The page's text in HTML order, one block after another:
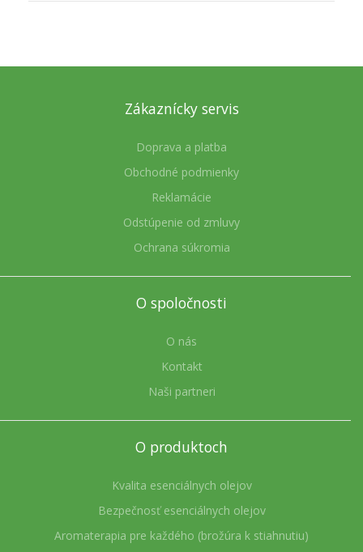
Zákaznícky servis
Doprava a platba
Obchodné podmienky
Reklamácie
Odstúpenie od zmluvy
Ochrana súkromia
O spoločnosti
O nás
Kontakt
Naši partneri
O produktoch
Kvalita esenciálnych olejov
Bezpečnosť esenciálnych olejov
Aromaterapia pre každého (brožúra k stiahnutiu)